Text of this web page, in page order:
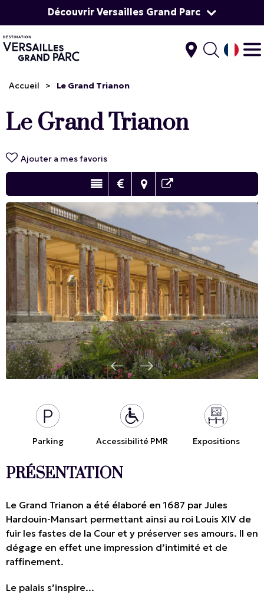
Découvrir Versailles Grand Parc
Accueil > Le Grand Trianon
Le Grand Trianon
Ajouter a mes favoris
Parking Accessibilité PMR Expositions
PRÉSENTATION
Le Grand Trianon a été élaboré en 1687 par Jules
Hardouin-Mansart permettant ainsi au roi Louis XIV de
fuir les fastes de la Cour et y préserver ses amours. Il en
dégage en effet une impression d’intimité et de
raffinement.
Le palais s’inspire...